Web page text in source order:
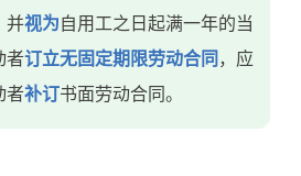
并视为自用工之日起满一年的当
者订立无固定期限劳动合同 ，应
者补订书面劳动合同。